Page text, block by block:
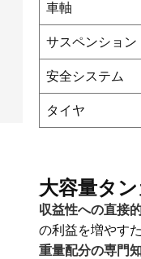
車軸
サスペンション
安全システム
タイヤ
大容量タ
収益性への直接
の利益を増やす
重量配分の専門